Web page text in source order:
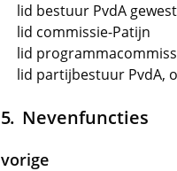
lid bestuur PvdA
lid commissie-Patijn
lid
lid partijbestuur PvdA,
Nevenfuncties
vorige